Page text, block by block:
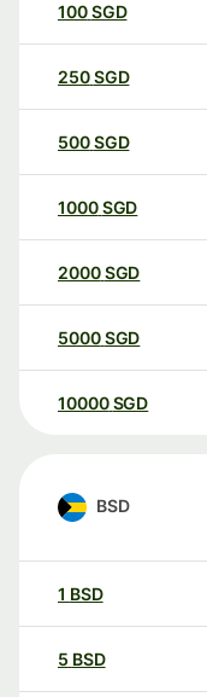
100SGD
250SGD
500SGD
1000SGD
2000SGD
5000SGD
10000 SGD
BSD
1 BSD
5 BSD